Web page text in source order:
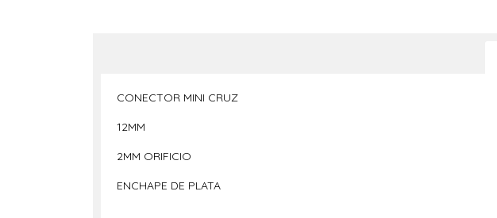
CONECTOR MINI CRUZ
12MM
2MM ORIFICIO
ENCHAPE DE PLATA